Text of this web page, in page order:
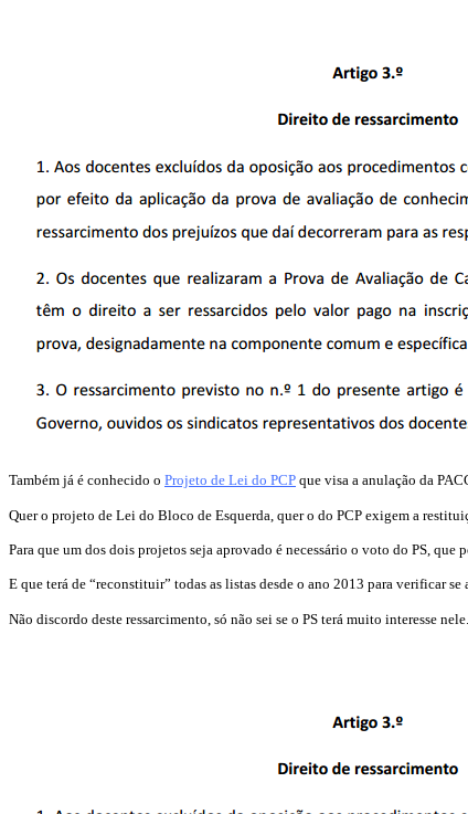
Também já é conhecido o Projeto de Lei do PCP que visa a anulação da
Quer o projeto de Lei do Bloco de Esquerda, quer o do PCP exigem a
Para que um dos dois projetos seja aprovado é necessário o voto do PS, que
E que terá de “reconstituir” todas as listas desde o ano 2013 para verificar
Não discordo deste ressarcimento, só não sei se o PS terá muito interesse